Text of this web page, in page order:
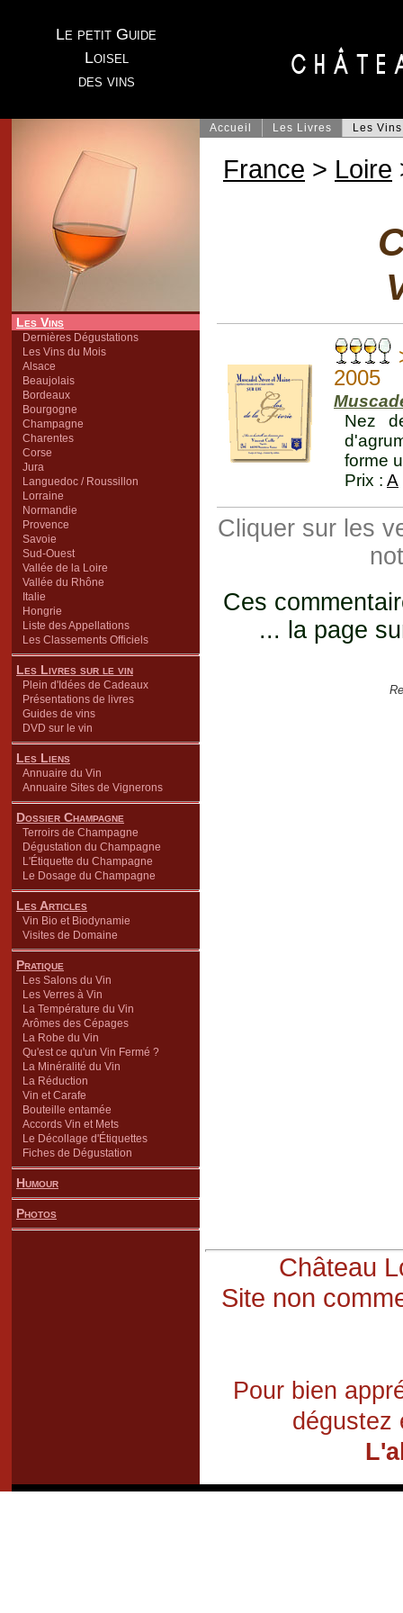
Le petit Guide
Loisel
des vins
Les Vins
Dernières Dégustations
Les Vins du Mois
Alsace
Beaujolais
Bordeaux
Bourgogne
Champagne
Charentes
Corse
Jura
Languedoc / Roussillon
Lorraine
Normandie
Provence
Savoie
Sud-Ouest
Vallée de la Loire
Vallée du Rhône
Italie
Hongrie
Liste des Appellations
Les Classements Officiels
Les Livres sur le vin
Plein d'Idées de Cadeaux
Présentations de livres
Guides de vins
DVD sur le vin
Les Liens
Annuaire du Vin
Annuaire Sites de Vignerons
Dossier Champagne
Terroirs de Champagne
Dégustation du Champagne
L'Étiquette du Champagne
Le Dosage du Champagne
Les Articles
Vin Bio et Biodynamie
Visites de Domaine
Pratique
Les Salons du Vin
Les Verres à Vin
La Température du Vin
Arômes des Cépages
La Robe du Vin
Qu'est ce qu'un Vin Fermé ?
La Minéralité du Vin
La Réduction
Vin et Carafe
Bouteille entamée
Accords Vin et Mets
Le Décollage d'Étiquettes
Fiches de Dégustation
Humour
Photos
Accueil Les Livres Les Vins
France > Loire
2005
Nez
forme
Prix : A
Cliquer sur les
Ces
... la page
Château
Site non
Pour bien
dégustez